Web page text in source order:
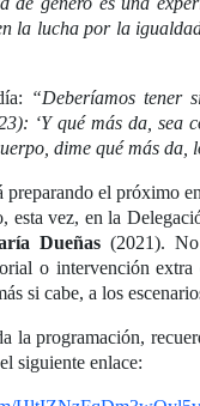
la lucha por la
“Deberíamos tener
‘Y qué más da, sea
dime qué más da,
preparando el próximo
esta vez, en la
Dueñas (2021).
o intervención
si cabe, a los
la programación,
siguiente enlace: